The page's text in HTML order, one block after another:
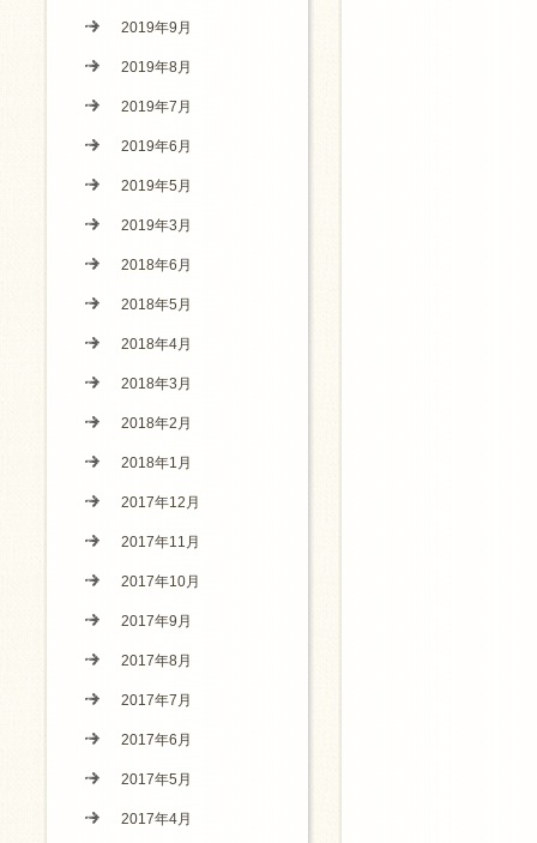
2019年9月
2019年8月
2019年7月
2019年6月
2019年5月
2019年3月
2018年6月
2018年5月
2018年4月
2018年3月
2018年2月
2018年1月
2017年12月
2017年11月
2017年10月
2017年9月
2017年8月
2017年7月
2017年6月
2017年5月
2017年4月